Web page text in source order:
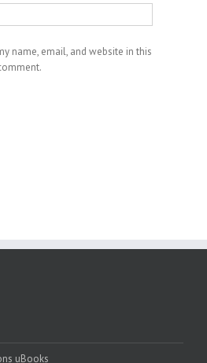
name, email, and website in this
uBooks